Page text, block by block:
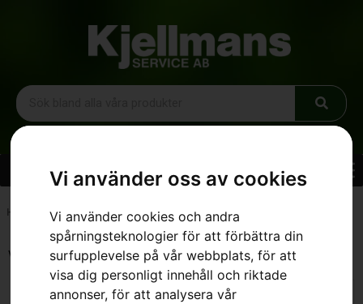
Vi använder oss av cookies
Vi använder cookies och andra
spårningsteknologier för att förbättra din
surfupplevelse på vår webbplats, för att
visa dig personligt innehåll och riktade
annonser, för att analysera vår
Hem Sortiment» Trädgård »Åkgräsklippare»Åkgräsklippare
Visar 1–16 av 20 resultat